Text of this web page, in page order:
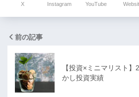
X Instagram YouTube
前の記事
【投資×ミニマリスト
かし投資実績